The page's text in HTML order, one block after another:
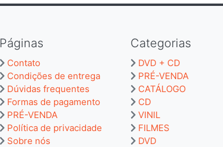
Páginas
Contato
Condições de entrega
Dúvidas frequentes
Formas de pagamento
PRÉ-VENDA
Política de privacidade
Sobre nós
Categorias
DVD + CD
PRÉ-VENDA
CATÁLOGO
CD
VINIL
FILMES
DVD